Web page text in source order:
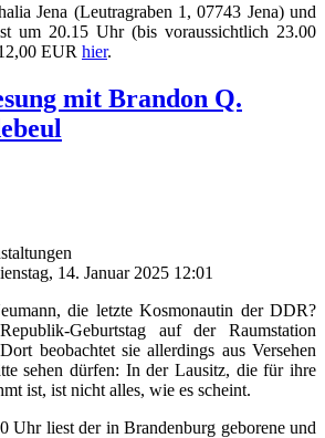
Jena (Leutragraben 1, 07743 Jena) und
um 20.15 Uhr (bis voraussichtlich 23.00
EUR hier.
mit Brandon Q.
14. Januar 2025 12:01
die letzte Kosmonautin der DDR?
Geburtstag auf der Raumstation
beobachtet sie allerdings aus Versehen
sehen dürfen: In der Lausitz, die für ihre
ist, ist nicht alles, wie es scheint.
Uhr liest der in Brandenburg geborene und